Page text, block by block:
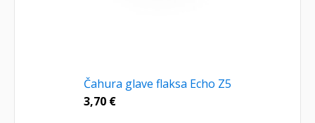
Čahura glave flaksa Echo Z5
3,70 €